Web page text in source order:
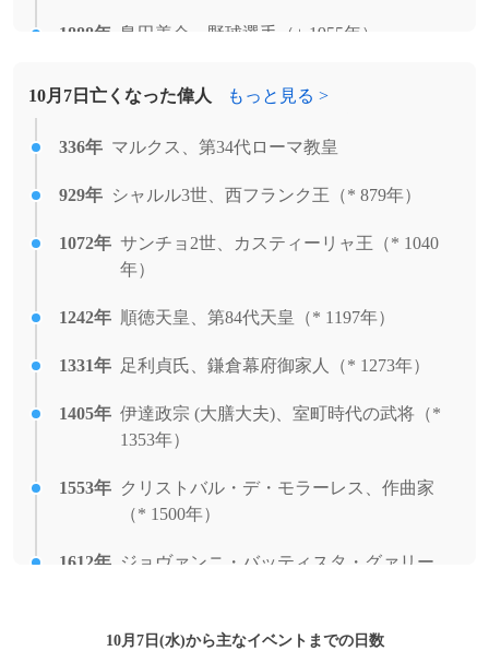
位を表明。
2001年
アメリカ軍によるアフガニスタン侵攻開
終定理の証明を発表。
ミナス城の塔の上で1940年以降掲げられて
る。
ら共和国に移行。
送開始。
アキレ・ラウロ号がパレスチナ解放戦線メ
1888年 島田善介、野球選手（+ 1955年）
導者（+ 1945年）
1901年 村野四郎、詩人（+ 1975年）
1901年 坂本太郎、歴史学者（+ 1987年）
1902年 宮地政司、天文学者（+ 1986年）
（+ 1995年）
1914年 今井功、物理学者（+ 2004年）
1917年 ジューン・アリソン、女優（+ 2006年）
ワグナー・ナンドール、彫刻家（+ 1997
1924年 河文雄、元プロ野球選手（+ 1991年）
10月7日亡くなった偉人 もっと見る >
336年 マルクス、第34代ローマ教皇
929年 シャルル3世、西フランク王（* 879年）
1072年 サンチョ2世、カスティーリャ王（* 1040
年）
1242年 順徳天皇、第84代天皇（* 1197年）
1331年 足利貞氏、鎌倉幕府御家人（* 1273年）
1405年 伊達政宗 (大膳大夫)、室町時代の武将（*
1353年）
1553年 クリストバル・デ・モラーレス、作曲家
（* 1500年）
1612年 ジョヴァンニ・バッティスタ・グァリー
1631年 加藤嘉明、戦国武将、会津藩主（* 1563
10月7日(水)から主なイベントまでの日数